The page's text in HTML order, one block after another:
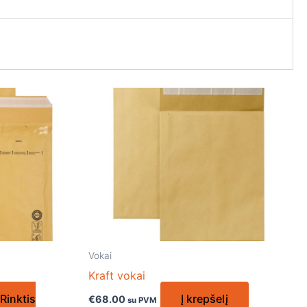
Rinktis
Vokai
Kraft vokai
€68.00 su PVM Į krepšelį